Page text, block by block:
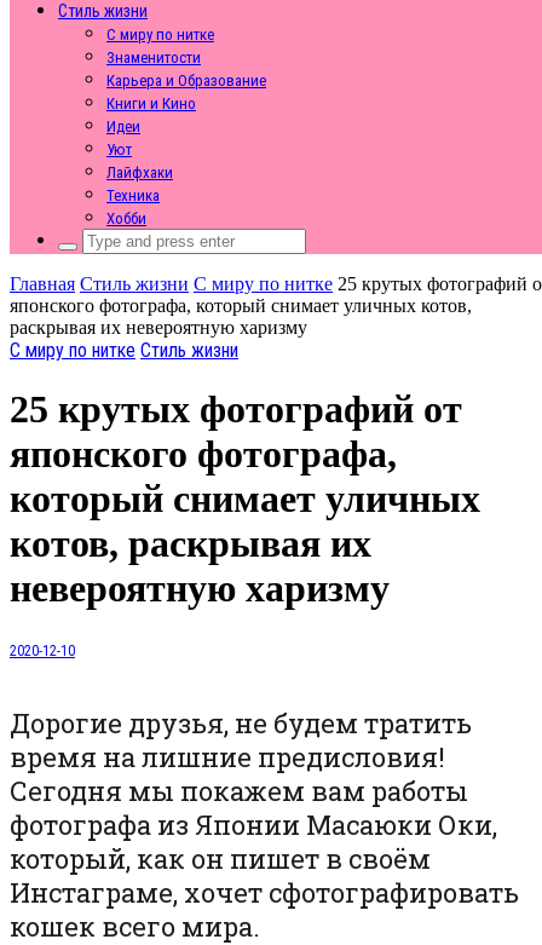
Стиль жизни
С миру по нитке
Знаменитости
Карьера и Образование
Книги и Кино
Идеи
Уют
Лайфхаки
Техника
Хобби
Search
for:
Главная Стиль жизни С миру по нитке 25 крутых фотографий
японского фотографа, который снимает уличных котов,
раскрывая их невероятную харизму
С миру по нитке Стиль жизни
25 крутых фотографий от
японского фотографа,
который снимает уличных
котов, раскрывая их
невероятную харизму
2020-12-10
Дорогие друзья, не будем тратить
время на лишние предисловия!
Сегодня мы покажем вам работы
фотографа из Японии Масаюки Оки,
который, как он пишет в своём
Инстаграме, хочет сфотографировать
кошек всего мира.